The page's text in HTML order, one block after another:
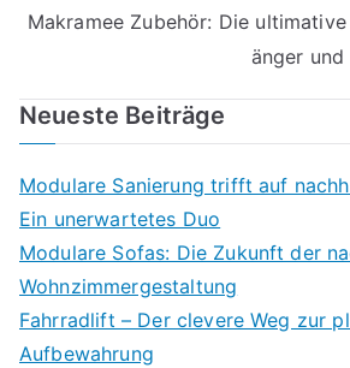
Makramee Zubehör: Die
änger
Neueste Beiträge
Modulare Sanierung trifft auf
Ein unerwartetes Duo
Modulare Sofas: Die Zukunft der
Wohnzimmergestaltung
Fahrradlift – Der clevere Weg zur
Aufbewahrung